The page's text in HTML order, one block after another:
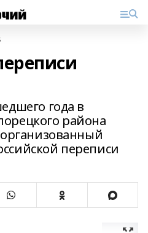
года в
района
переписи